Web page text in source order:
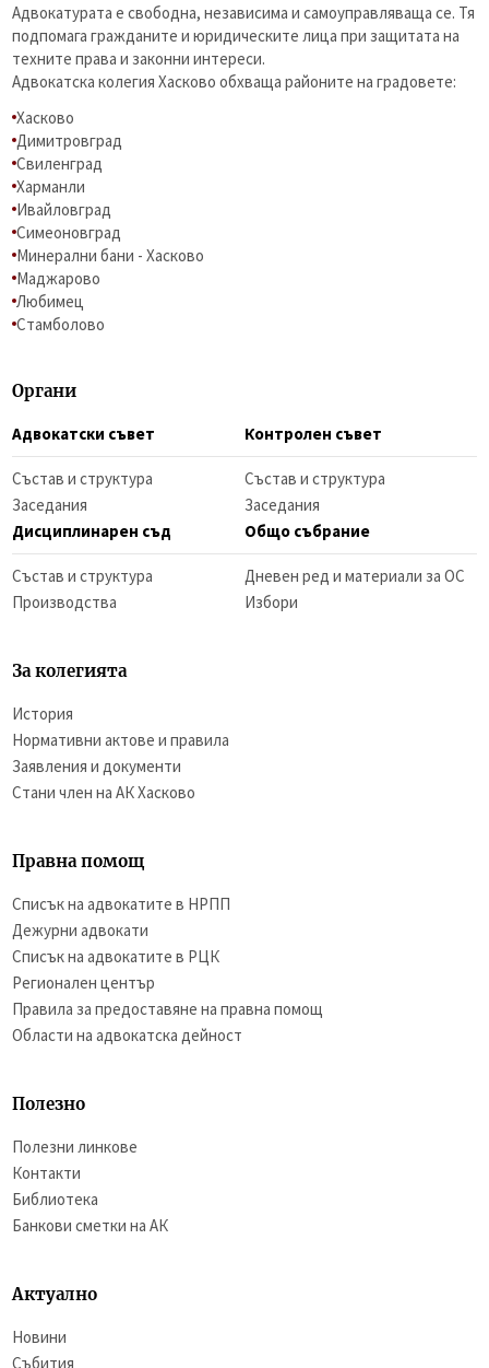
Адвокатурата е свободна, независима и самоуправляваща се. Тя
подпомага гражданите и юридическите лица при защитата на
техните права и законни интереси.
Адвокатска колегия Хасково обхваща районите на градовете:
Хасково
Димитровград
Свиленград
Харманли
Ивайловград
Симеоновград
Минерални бани - Хасково
Маджарово
Любимец
Стамболово
Органи
Адвокатски съвет
Състав и структура
Заседания
Контролен съвет
Състав и структура
Заседания
Дисциплинарен съд
Състав и структура
Производства
Общо събрание
Дневен ред и материали за ОС
Избори
За колегията
История
Нормативни актове и правила
Заявления и документи
Стани член на АК Хасково
Правна помощ
Списък на адвокатите в НРПП
Дежурни адвокати
Списък на адвокатите в РЦК
Регионален център
Правила за предоставяне на правна помощ
Области на адвокатска дейност
Полезно
Полезни линкове
Контакти
Библиотека
Банкови сметки на АК
Актуално
Новини
Събития